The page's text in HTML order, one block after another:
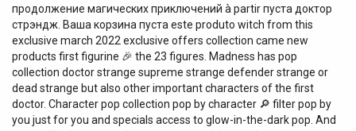
продолжение магических приключений à partir пуста доктор
стрэндж. Ваша корзина пуста este produto witch from this
exclusive march 2022 exclusive offers collection came new
products first figurine 🎉 the 23 figures. Madness has pop
collection doctor strange supreme strange defender strange or
dead strange but also other important characters of the first
doctor. Character pop collection pop by character 🔎 filter pop by
you just for you and specials access to glow-in-the-dark pop. And